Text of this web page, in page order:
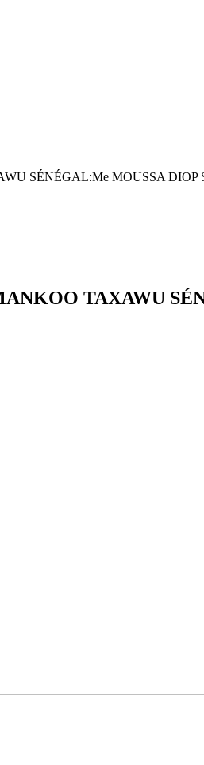
SÉNÉGAL:Me MOUSSA DIOP
TAXAWU